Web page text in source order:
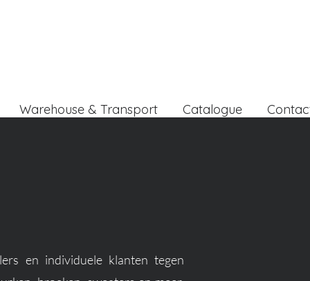
Warehouse & Transport Catalogue
en individuele klanten tegen